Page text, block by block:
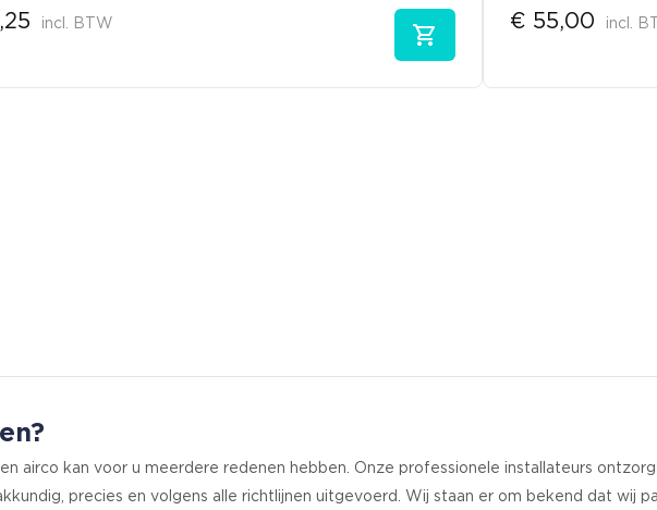
incl. BTW € 55,00 incl.
airco kan voor u meerdere redenen hebben. Onze professionele installateurs
precies en volgens alle richtlijnen uitgevoerd. Wij staan er om bekend dat wij